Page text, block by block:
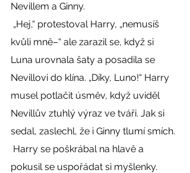
Nevillem a Ginny.
kvůli mně–“ ale zarazil se, když si
Luna urovnala šaty a posadila se
Nevillovi do klína. „Díky, Luno!“ Harry
musel potlačit úsměv, když uviděl
Nevillův ztuhlý výraz ve tváři. Jak si
sedal, zaslechl, že i Ginny tlumí smích.
pokusil se uspořádat si myšlenky.